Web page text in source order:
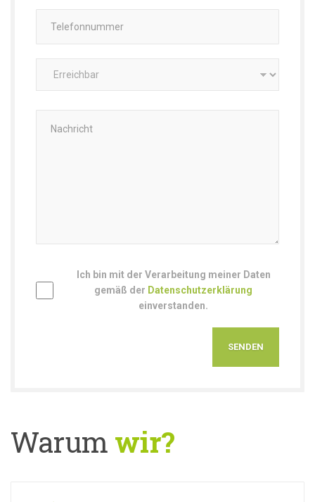
Ich bin mit der Verarbeitung meiner Daten
gemäß der Datenschutzerklärung
einverstanden.
Warum wir?